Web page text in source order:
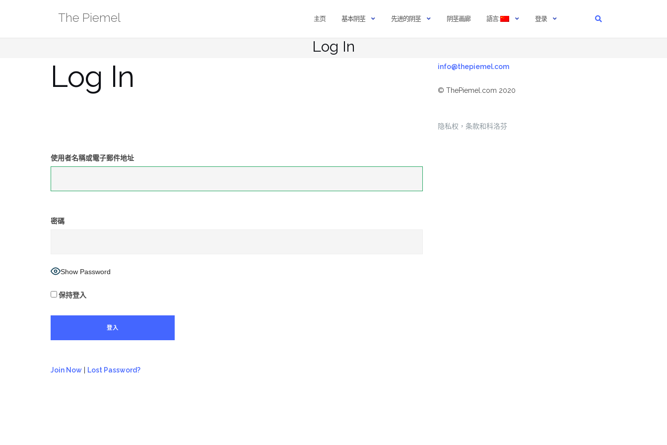
The Piemel 主页 基本阴茎 先进的阴茎 阴茎画廊 語言: 登录
Log In
Log In
使用者名稱或電子郵件地址
密碼
Show Password
保持登入
Join Now Lost Password?
info@thepiemel.com
© ThePiemel.com 2020
隐私权，条款和科洛芬